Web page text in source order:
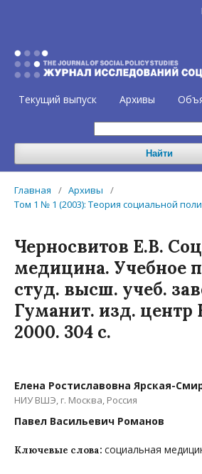
Текущий выпуск Архивы
Найти
Главная / Архивы
/
Том 1 № 1 (2003): Теория социальной
Черносвитов Е.В.
медицина. Учебное
студ. высш. учеб.
Гуманит. изд.
2000. 304 с.
Елена Ростиславовна Ярская-
НИУ ВШЭ, г. Москва, Россия
Павел Васильевич Романов
Ключевые слова: социальная